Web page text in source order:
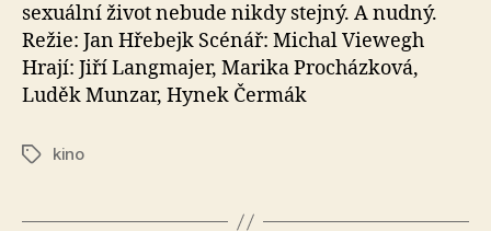
sexuální život nebude nikdy stejný. A nudný.
Režie: Jan Hřebejk Scénář: Michal Viewegh
Hrají: Jiří Langmajer, Marika Procházková,
Luděk Munzar, Hynek Čermák
Štítkykino